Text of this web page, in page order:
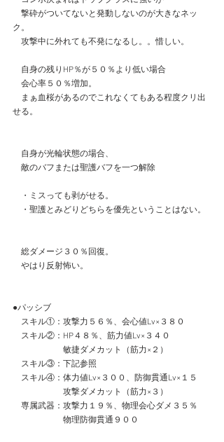
撃砕がついてないと発動しないのが大きなネッ
ク。
攻撃中に外れても不発になるし。。惜しい。
自身の残りHP％が５０％より低い場合
会心率５０％増加。
まぁ血桜があるのでこれなくてもある程度クリ出
せる。
自身が光輪状態の場合、
敵のバフまたは聖護バフを一つ解除
・ミスっても剥がせる。
・聖護とみどりどちらを優先ということはない。
総ダメージ３０％回復。
やはり反射怖い。
●パッシブ
スキル①：攻撃力５６％、会心値Lv×３８０
スキル②：HP４８％、筋力値Lv×３４０
敏捷ダメカット（筋力×２）
スキル③：下記参照
スキル④：体力値Lv×３００、防御貫通Lv×１５
攻撃ダメカット（筋力×３）
専属武器：攻撃力１９％、物理会心ダメ３５％
物理防御貫通９００